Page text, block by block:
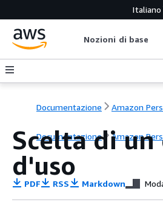
Italiano
Nozioni di base
Documentazione Amazon
Documentazione Amazon
Scelta di un
d'uso
PDF RSS Markdown